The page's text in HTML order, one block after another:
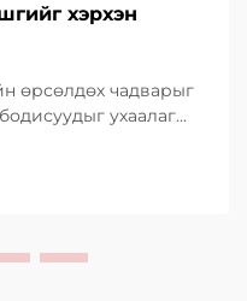
хэрхэн
өрсөлдөх чадварыг
ухаалаг
нь циклийн